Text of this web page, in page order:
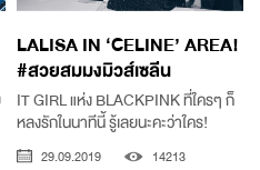
LALISA IN ‘CELINE’ AREA!
#สวยสมมงมิวส์เซลีน
IT GIRL แห่ง BLACKPINK ที่ใครๆ ก็
หลงรักในนาทีนี้ รู้เลยนะคะว่าใคร!
29.09.2019 14213